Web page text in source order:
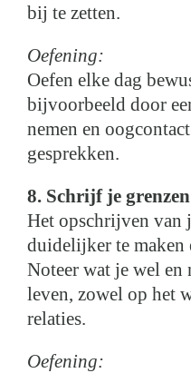
bij te zetten.
Oefening:
Oefen elke dag
bijvoorbeeld door
nemen en
gesprekken.
8. Schrijf je
Het opschrijven van
duidelijker te maken
Noteer wat je wel
leven, zowel op het
relaties.
Oefening: